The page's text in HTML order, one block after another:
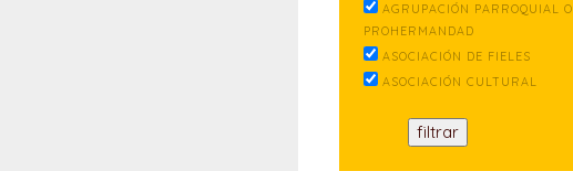
AGRUPACIÓN PARROQUIAL O
PROHERMANDAD
ASOCIACIÓN DE FIELES
ASOCIACIÓN CULTURAL